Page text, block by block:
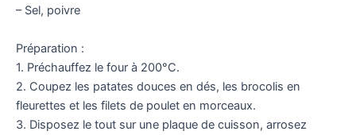
– Sel, poivre
Préparation :
1. Préchauffez le four à 200°C.
2. Coupez les patates douces en dés, les brocolis en
fleurettes et les filets de poulet en morceaux.
3. Disposez le tout sur une plaque de cuisson, arrosez